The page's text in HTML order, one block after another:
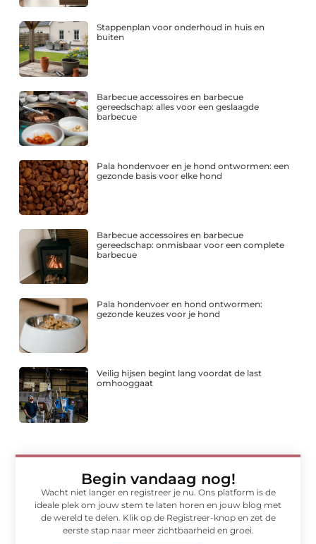
Stappenplan voor onderhoud in huis en
buiten
Barbecue accessoires en barbecue
gereedschap: alles voor een geslaagde
barbecue
Pala hondenvoer en je hond ontwormen: een
gezonde basis voor elke hond
Barbecue accessoires en barbecue
gereedschap: onmisbaar voor een complete
barbecue
Pala hondenvoer en hond ontwormen:
gezonde keuzes voor je hond
Veilig hijsen begint lang voordat de last
omhooggaat
Begin vandaag nog!
Wacht niet langer en registreer je nu. Ons platform is de
ideale plek om jouw stem te laten horen en jouw blog met
de wereld te delen. Klik op de Registreer-knop en zet de
eerste stap naar meer zichtbaarheid en groei.